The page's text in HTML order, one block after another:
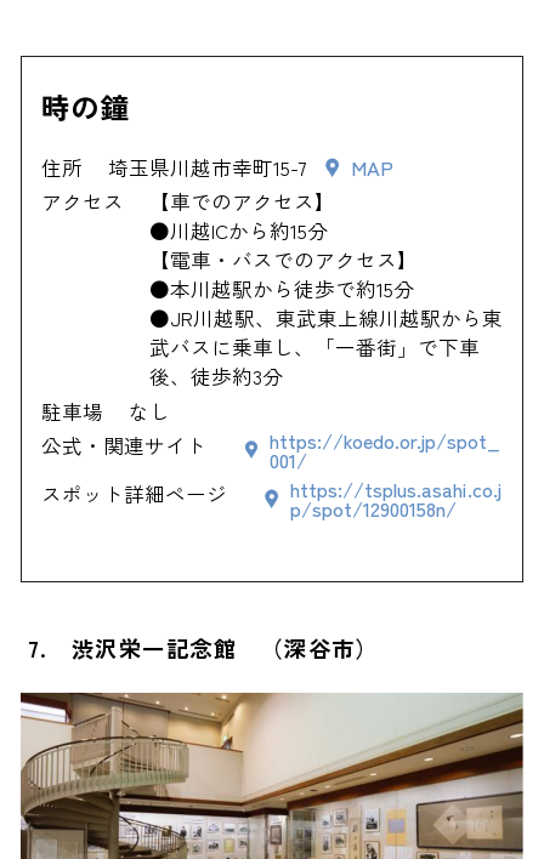
時の鐘
住所 埼玉県川越市幸町15-7
MAP
アクセス
【車でのアクセス】
●川越ICから約15分
【電車・バスでのアクセス】
●本川越駅から徒歩で約15分
●JR川越駅、東武東上線川越駅から東
武バスに乗車し、「一番街」で下車
後、徒歩約3分
駐車場
なし
公式・関連サイト
https://koedo.or.jp/spot_
001/
スポット詳細ページ
https://tsplus.asahi.co.j
p/spot/12900158n/
7. 渋沢栄一記念館 （深谷市）